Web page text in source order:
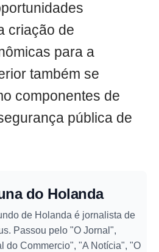
criação de
para a
também se
componentes de
pública de
do Holanda
de Holanda é jornalista de
Passou pelo "O Jornal",
do Commercio", "A Notícia", "O